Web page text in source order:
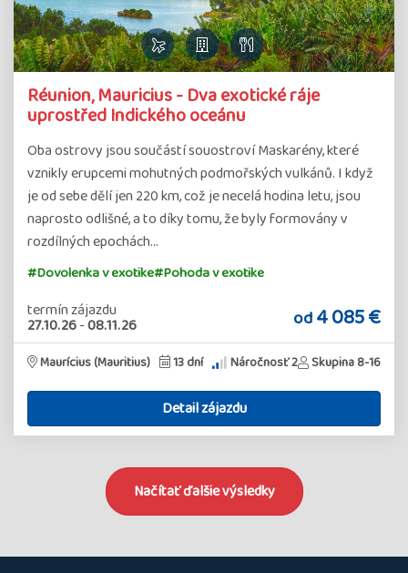
Réunion, Mauricius - Dva exotické ráje
uprostřed Indického oceánu
Oba ostrovy jsou součástí souostroví Maskarény, které
vznikly erupcemi mohutných podmořských vulkánů. I když
je od sebe dělí jen 220 km, což je necelá hodina letu, jsou
naprosto odlišné, a to díky tomu, že byly formovány v
rozdílných epochách…
#Dovolenka v exotike#Pohoda v exotike
termín zájazdu
27.10.26-08.11.26 od4 085 €
Maurícius (Mauritius) 13 dní Náročnosť 2 Skupina 8-16
Detail zájazdu
Načítať ďalšie výsledky